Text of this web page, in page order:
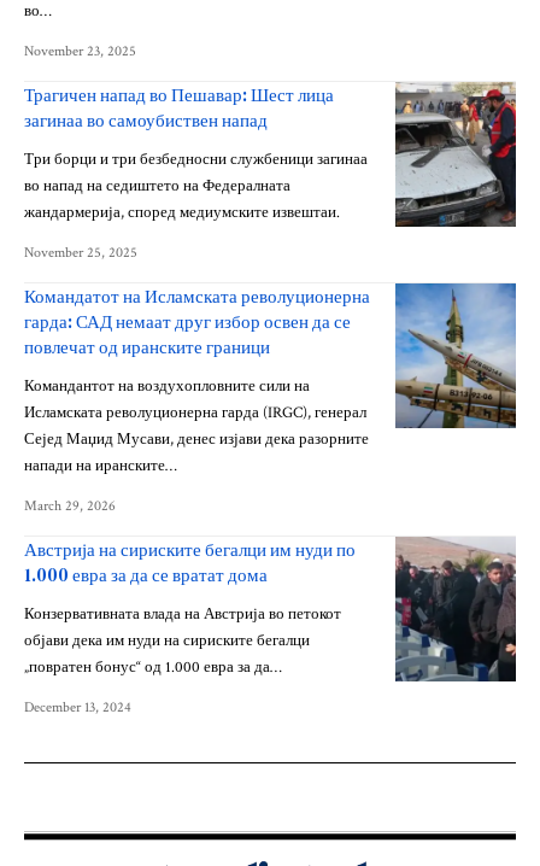
во…
November 23, 2025
Трагичен напад во Пешавар: Шест лица
загинаа во самоубиствен напад
Три борци и три безбедносни службеници загинаа
во напад на седиштето на Федералната
жандармерија, според медиумските извештаи.
November 25, 2025
Командатот на Исламската револуционерна
гарда: САД немаат друг избор освен да се
повлечат од иранските граници
Командантот на воздухопловните сили на
Исламската револуционерна гарда (IRGC), генерал
Сејед Маџид Мусави, денес изјави дека разорните
напади на иранските…
March 29, 2026
Австрија на сириските бегалци им нуди по
1.000 евра за да се вратат дома
Конзервативната влада на Австрија во петокот
објави дека им нуди на сириските бегалци
„повратен бонус“ од 1.000 евра за да…
December 13, 2024